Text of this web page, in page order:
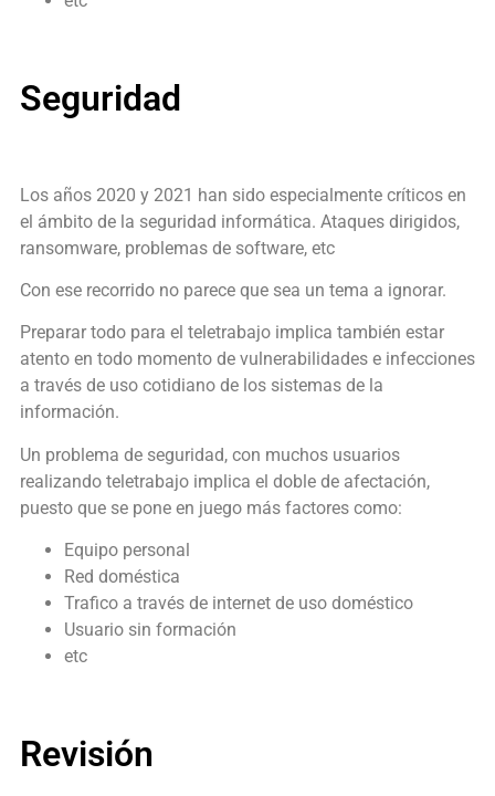
Seguridad
Los años 2020 y 2021 han sido especialmente críticos en
el ámbito de la seguridad informática. Ataques dirigidos,
ransomware, problemas de software, etc
Con ese recorrido no parece que sea un tema a ignorar.
Preparar todo para el teletrabajo implica también estar
atento en todo momento de vulnerabilidades e infecciones
a través de uso cotidiano de los sistemas de la
información.
Un problema de seguridad, con muchos usuarios
realizando teletrabajo implica el doble de afectación,
puesto que se pone en juego más factores como:
Equipo personal
Red doméstica
Trafico a través de internet de uso doméstico
Usuario sin formación
etc
Revisión